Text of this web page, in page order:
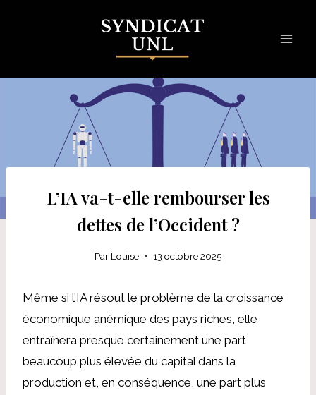
L’IA va-t-elle rembourser les
dettes de l’Occident ?
Par Louise 13 octobre 2025
Même si l’IA résout le problème de la croissance
économique anémique des pays riches, elle
entraînera presque certainement une part
beaucoup plus élevée du capital dans la
production et, en conséquence, une part plus